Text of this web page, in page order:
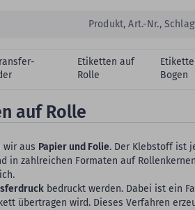
Etiketten auf
Rolle
Bogen
auf Rolle
wir aus Papier und Folie. Der Klebstoff ist
zahlreichen Formaten auf
bedruckt werden. Dabei ist ein
übertragen wird. Dieses Verfahren